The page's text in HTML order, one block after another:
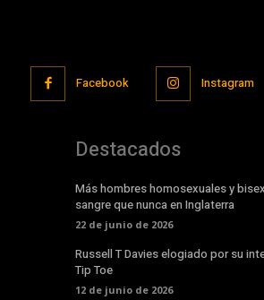
Facebook Instagram
Destacados
Más hombres homosexuales y
sangre que nunca en Inglaterra
22 de junio de 2026
Russell T Davies elogiado por su
Tip Toe
12 de junio de 2026